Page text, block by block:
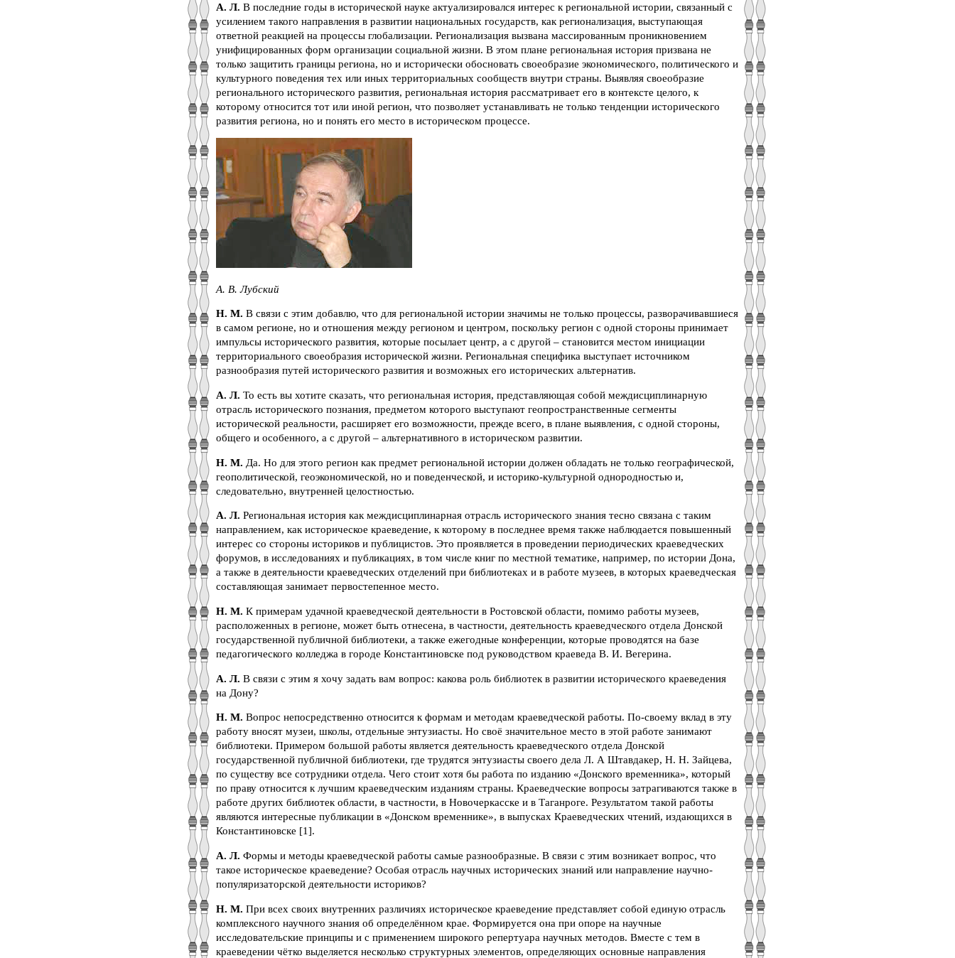
А. Л. В последние годы в исторической науке актуализировался интерес к региональной истории, связанный с
усилением такого направления в развитии национальных государств, как регионализация, выступающая
ответной реакцией на процессы глобализации. Регионализация вызвана массированным проникновением
унифицированных форм организации социальной жизни. В этом плане региональная история призвана не
только защитить границы региона, но и исторически обосновать своеобразие экономического, политического и
культурного поведения тех или иных территориальных сообществ внутри страны. Выявляя своеобразие
регионального исторического развития, региональная история рассматривает его в контексте целого, к
которому относится тот или иной регион, что позволяет устанавливать не только тенденции исторического
развития региона, но и понять его место в историческом процессе.
А. В. Лубский
Н. М. В связи с этим добавлю, что для региональной истории значимы не только процессы, разворачивавшиеся
в самом регионе, но и отношения между регионом и центром, поскольку регион с одной стороны принимает
импульсы исторического развития, которые посылает центр, а с другой – становится местом инициации
территориального своеобразия исторической жизни. Региональная специфика выступает источником
разнообразия путей исторического развития и возможных его исторических альтернатив.
А. Л. То есть вы хотите сказать, что региональная история, представляющая собой междисциплинарную
отрасль исторического познания, предметом которого выступают геопространственные сегменты
исторической реальности, расширяет его возможности, прежде всего, в плане выявления, с одной стороны,
общего и особенного, а с другой – альтернативного в историческом развитии.
Н. М. Да. Но для этого регион как предмет региональной истории должен обладать не только географической,
геополитической, геоэкономической, но и поведенческой, и историко-культурной однородностью и,
следовательно, внутренней целостностью.
А. Л. Региональная история как междисциплинарная отрасль исторического знания тесно связана с таким
направлением, как историческое краеведение, к которому в последнее время также наблюдается повышенный
интерес со стороны историков и публицистов. Это проявляется в проведении периодических краеведческих
форумов, в исследованиях и публикациях, в том числе книг по местной тематике, например, по истории Дона,
а также в деятельности краеведческих отделений при библиотеках и в работе музеев, в которых краеведческая
составляющая занимает первостепенное место.
Н. М. К примерам удачной краеведческой деятельности в Ростовской области, помимо работы музеев,
расположенных в регионе, может быть отнесена, в частности, деятельность краеведческого отдела Донской
государственной публичной библиотеки, а также ежегодные конференции, которые проводятся на базе
педагогического колледжа в городе Константиновске под руководством краеведа В. И. Вегерина.
А. Л. В связи с этим я хочу задать вам вопрос: какова роль библиотек в развитии исторического краеведения
на Дону?
Н. М. Вопрос непосредственно относится к формам и методам краеведческой работы. По-своему вклад в эту
работу вносят музеи, школы, отдельные энтузиасты. Но своё значительное место в этой работе занимают
библиотеки. Примером большой работы является деятельность краеведческого отдела Донской
государственной публичной библиотеки, где трудятся энтузиасты своего дела Л. А Штавдакер, Н. Н. Зайцева,
по существу все сотрудники отдела. Чего стоит хотя бы работа по изданию «Донского временника», который
по праву относится к лучшим краеведческим изданиям страны. Краеведческие вопросы затрагиваются также в
работе других библиотек области, в частности, в Новочеркасске и в Таганроге. Результатом такой работы
являются интересные публикации в «Донском временнике», в выпусках Краеведческих чтений, издающихся в
Константиновске [1].
А. Л. Формы и методы краеведческой работы самые разнообразные. В связи с этим возникает вопрос, что
такое историческое краеведение? Особая отрасль научных исторических знаний или направление научно-
популяризаторской деятельности историков?
Н. М. При всех своих внутренних различиях историческое краеведение представляет собой единую отрасль
комплексного научного знания об определённом крае. Формируется она при опоре на научные
исследовательские принципы и с применением широкого репертуара научных методов. Вместе с тем в
краеведении чётко выделяется несколько структурных элементов, определяющих основные направления